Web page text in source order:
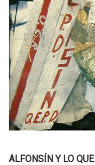
ALFONSÍN Y LO